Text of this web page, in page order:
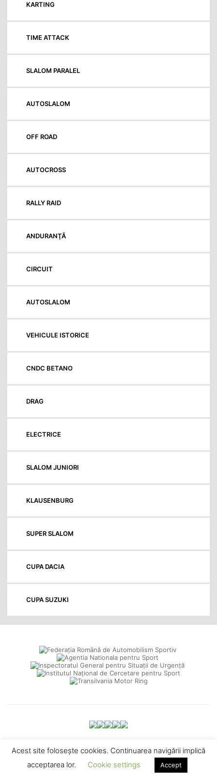
KARTING
TIME ATTACK
SLALOM PARALEL
AUTOSLALOM
OFF ROAD
AUTOCROSS
RALLY RAID
ANDURANŢĂ
CIRCUIT
AUTOSLALOM
VEHICULE ISTORICE
CNDC BETANO
DRAG
ELECTRICE
SLALOM JUNIORI
KLAUSENBURG
SUPER SLALOM
CUPA DACIA
CUPA SUZUKI
© 2026 Federația Română de Automobilism Sportiv -
Termeni și Condiții
Politica de confidențialitate•Contact
Acest site foloseşte cookies. Continuarea navigării implică
acceptarea lor.
Cookie settings Accept